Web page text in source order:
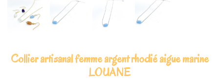
Collier artisanal femme argent rhodié aigue marine
LOUANE